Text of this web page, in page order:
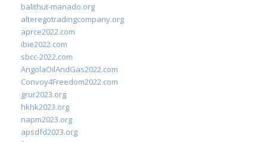
balithut-manado.org
alteregotradingcompany.org
aprce2022.com
ibie2022.com
sbcc-2022.com
AngolaOilAndGas2022.com
Convoy4Freedom2022.com
grur2023.org
hkhk2023.org
napm2023.org
apsdfd2023.org